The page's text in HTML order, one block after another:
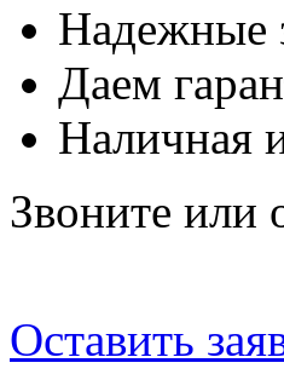
Надежные
Даем
Наличная
Звоните или
Оставить